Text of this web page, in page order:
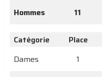
Hommes
11
Catégorie Place
Dames
1